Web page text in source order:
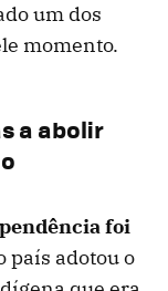
um dos
momento.
a abolir
foi
país adotou o